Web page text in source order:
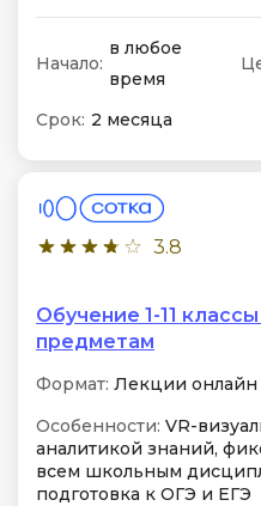
Начало:
в любое
время
Срок: 2 месяца
3.8
Обучение 1-11
предметам
Формат: Лекции онлайн
Особенности: VR-
аналитикой знаний,
всем школьным
подготовка к ОГЭ и ЕГЭ